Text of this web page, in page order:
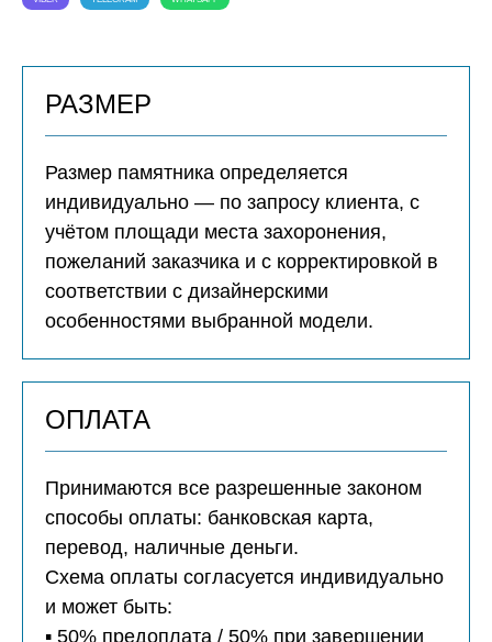
РАЗМЕР
Размер памятника определяется
индивидуально — по запросу клиента, с
учётом площади места захоронения,
пожеланий заказчика и с корректировкой в
соответствии с дизайнерскими
особенностями выбранной модели.
ОПЛАТА
Принимаются все разрешенные законом
способы оплаты: банковская карта,
перевод, наличные деньги.
Схема оплаты согласуется индивидуально
и может быть:
▪️ 50% предоплата / 50% при завершении